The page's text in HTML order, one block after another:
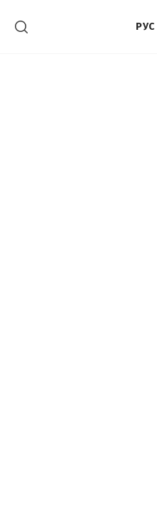
РУС